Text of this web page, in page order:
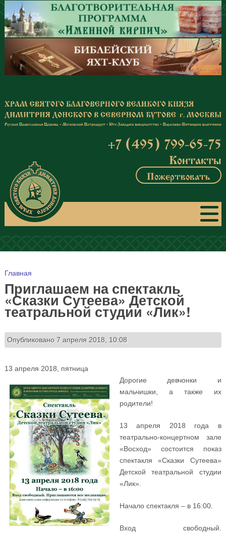
Перейти к основному содержанию
+7 (495) 799-65-75
Контакты
Пожертвовать
Вы здесь
Главная
Приглашаем на спектакль
«Сказки Сутеева» Детской
театральной студии «Лик»!
Опубликовано 7 апреля 2018, 10:08
13 апреля 2018, пятница
Дорогие девчонки и
мальчишки, а также их
родители!
13 апреля 2018 года в
театрально-концертном зале
«Восход» состоится показ
спектакля «Сказки Сутеева»
Детской театральной студии
«Лик».
Начало спектакля – в 16:00.
Вход свободный.